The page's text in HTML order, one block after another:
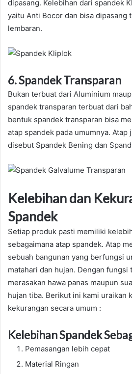
dipasang. Kelebihan dari spandek
yaitu Anti Bocor dan bisa dipasang
lembaran.
6. Spandek Transparan
Bukan terbuat dari Aluminium
spandek transparan terbuat dari
bentuk spandek transparan bisa
atap spandek pada umumnya. Atap
disebut Spandek Bening dan
Kelebihan dan
Spandek
Setiap produk pasti memiliki
sebagaimana atap spandek. Atap
sebuah bangunan yang berfungsi
matahari dan hujan. Dengan
merasakan hawa panas maupun
hujan tiba. Berikut ini kami uraikan
kekurangan secara umum :
Kelebihan Spandek
Pemasangan lebih cepat
Material Ringan